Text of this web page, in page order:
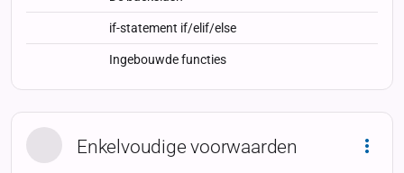
if-statement if/elif/else
Ingebouwde functies
Enkelvoudige voorwaarden